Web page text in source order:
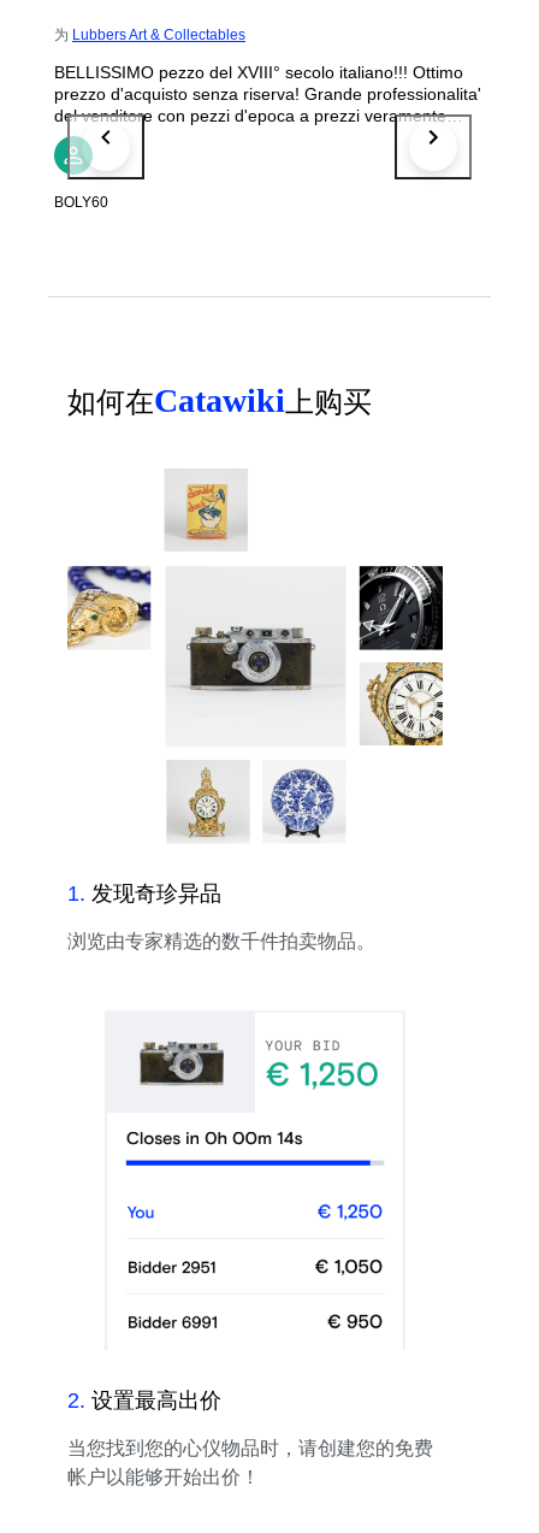
为 Lubbers Art & Collectables
BELLISSIMO pezzo del XVIII° secolo italiano!!! Ottimo
prezzo d'acquisto senza riserva! Grande professionalita'
del venditore con pezzi d'epoca a prezzi veramente
competitivi! MOLTO CONSIGLIATO!
BOLY60
如何在Catawiki 上购买
1. 发现奇珍异品
浏览由专家精选的数千件拍卖物品。
2. 设置最高出价
当您找到您的心仪物品时，请创建您的免费
帐户以能够开始出价！